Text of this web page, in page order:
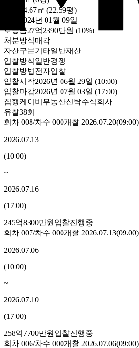
74.67㎡ (22.59평)
2024년 01월 09일
보증금27억2390만원 (10%)
처분방식매각
자산구분기타일반재산
입찰방식일반경쟁
입찰방법전자입찰
입찰시작2026년 06월 29일 (10:00)
입찰마감2026년 07월 03일 (17:00)
집행케이비부동산신탁주식회사
유찰38회
회차 008/차수 000개찰 2026.07.20(09:00)
2026.07.13
(10:00)
~
2026.07.16
(17:00)
245억8300만원 입찰진행중
회차 007/차수 000개찰 2026.07.13(09:00)
2026.07.06
(10:00)
~
2026.07.10
(17:00)
258억7700만원 입찰진행중
회차 006/차수 000개찰 2026.07.06(09:00)